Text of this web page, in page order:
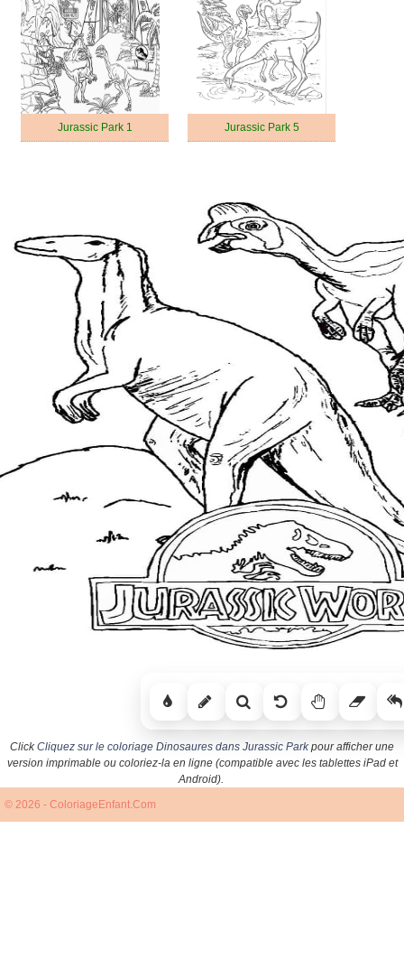
Jurassic Park 1 Jurassic Park 5
ClickCliquez sur le coloriage Dinosaures dans Jurassic Parkpour afficher une
version imprimable ou coloriez-la en ligne (compatible avec les tablettes iPad et
Android).
© 2026 - ColoriageEnfant.Com